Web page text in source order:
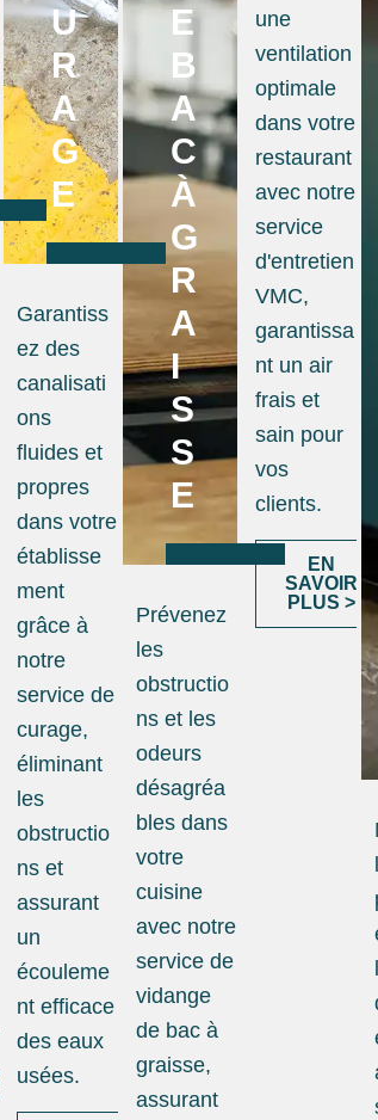
U
R
A
G
E
Garantiss
ez des
canalisati
ons
fluides et
propres
dans votre
établisse
ment
grâce à
notre
service de
curage,
éliminant
les
obstructio
ns et
assurant
un
écouleme
nt efficace
des eaux
usées.
E
B
A
C
À
G
R
A
I
S
S
E
Prévenez
les
obstructio
ns et les
odeurs
désagréa
bles dans
votre
cuisine
avec notre
service de
vidange
de bac à
graisse,
assurant
une
ventilation
optimale
dans votre
restaurant
avec notre
service
d'entretien
VMC,
garantissa
nt un air
frais et
sain pour
vos
clients.
EN
SAVOIR
PLUS >